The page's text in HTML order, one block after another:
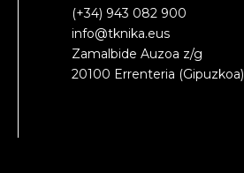
(+34) 943 082 900
info@tknika.eus
Zamalbide Auzoa z/g
20100 Errenteria (Gipuzkoa)